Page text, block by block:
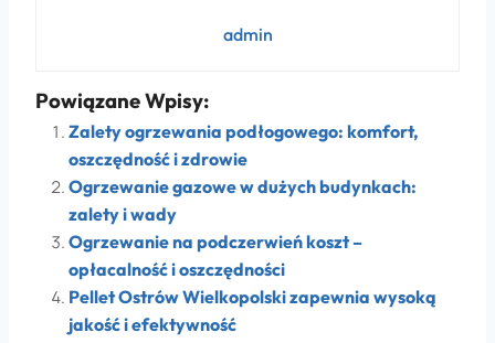
admin
Powiązane Wpisy:
Zalety ogrzewania podłogowego: komfort,
oszczędność i zdrowie
Ogrzewanie gazowe w dużych budynkach:
zalety i wady
Ogrzewanie na podczerwień koszt –
opłacalność i oszczędności
Pellet Ostrów Wielkopolski zapewnia wysoką
jakość i efektywność